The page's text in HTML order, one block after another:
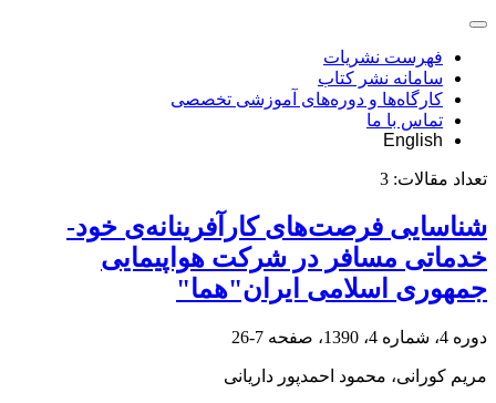
فهرست نشریات
سامانه نشر کتاب
کارگاه‌ها و دوره‌های آموزشی تخصصی
تماس با ما
English
تعداد مقالات: 3
شناسایی فرصت‌های کارآفرینانه‌ی خود-
خدماتی مسافر در شرکت هواپیمایی
جمهوری اسلامی ایران"هما"
دوره 4، شماره 4، 1390، صفحه 7-26
مریم کورانی، محمود احمدپور داریانی